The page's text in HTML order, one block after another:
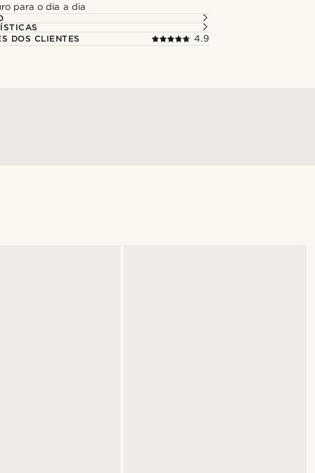
para o dia a dia
DOS CLIENTES
4.9